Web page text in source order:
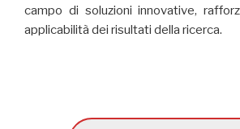
campo di soluzioni innovative,
applicabilità dei risultati della ricerca.